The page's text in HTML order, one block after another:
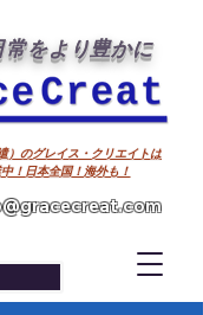
をより豊かに
！日本全国！海外も！
）のグレイス・クリエイトは